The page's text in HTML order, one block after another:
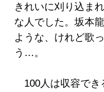
きれいに刈り込ま
な人でした。坂本
ような、けれど歌
う…。
100人は収容でき